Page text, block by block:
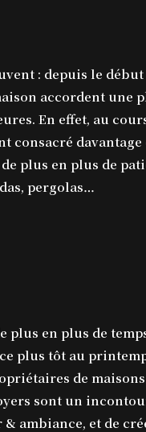
: depuis le début
accordent une
En effet, au
consacré
plus en plus de
pergolas…
plus en plus de
plus tôt au
de
sont un
ambiance, et de